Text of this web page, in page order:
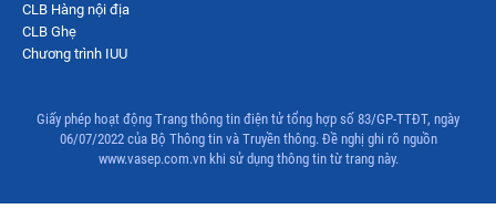
CLB Hàng nội địa
CLB Ghẹ
Chương trình IUU
Giấy phép hoạt động Trang thông tin điện tử tổng hợp số 83/GP-TTĐT, ngày
06/07/2022 của Bộ Thông tin và Truyền thông. Đề nghị ghi rõ nguồn
www.vasep.com.vn khi sử dụng thông tin từ trang này.